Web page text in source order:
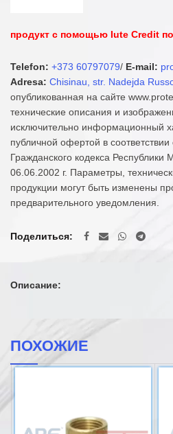
продукт с помощью Iute Credit
Telefon: +373 60797079/ E-mail:
Adresa: Chisinau, str. Nadejda
опубликованная на сайте
технические описания и
исключительно информационный
публичной офертой в
Гражданского кодекса
06.06.2002 г. Параметры,
продукции могут быть изменены
предварительного уведомления.
Поделиться
Описание:
ПОХОЖИЕ